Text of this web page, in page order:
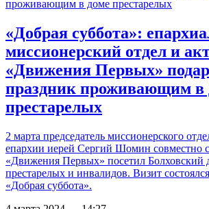
«Добрая суббота»:
миссионерский отдел и
«Движения Первых»
праздник проживающим в
престарелых
2 марта председатель миссионерского
епархии иерей Сергий Шомин совместно
«Движения Первых» посетил Болховский
престарелых и инвалидов. Визит
«Добрая суббота».